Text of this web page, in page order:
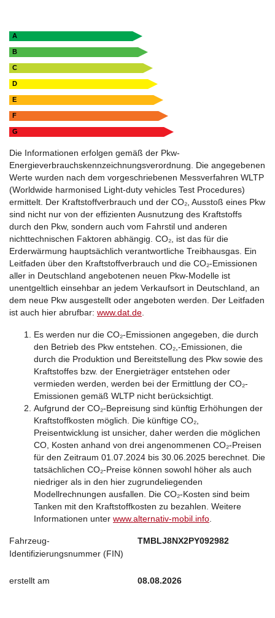
A
B
C
D
E
F
G
Die Informationen erfolgen gemäß der Pkw-
Energieverbrauchskennzeichnungsverordnung. Die angegebenen
Werte wurden nach dem vorgeschriebenen Messverfahren WLTP
(Worldwide harmonised Light-duty vehicles Test Procedures)
ermittelt. Der Kraftstoffverbrauch und der CO₂, Ausstoß eines Pkw
sind nicht nur von der effizienten Ausnutzung des Kraftstoffs
durch den Pkw, sondern auch vom Fahrstil und anderen
nichttechnischen Faktoren abhängig. CO₂, ist das für die
Erderwärmung hauptsächlich verantwortliche Treibhausgas. Ein
Leitfaden über den Kraftstoffverbrauch und die CO₂-Emissionen
aller in Deutschland angebotenen neuen Pkw-Modelle ist
unentgeltlich einsehbar an jedem Verkaufsort in Deutschland, an
dem neue Pkw ausgestellt oder angeboten werden. Der Leitfaden
ist auch hier abrufbar: www.dat.de.
Es werden nur die CO₂-Emissionen angegeben, die durch
den Betrieb des Pkw entstehen. CO₂,-Emissionen, die
durch die Produktion und Bereitstellung des Pkw sowie des
Kraftstoffes bzw. der Energieträger entstehen oder
vermieden werden, werden bei der Ermittlung der CO₂-
Emissionen gemäß WLTP nicht berücksichtigt.
Aufgrund der CO₂-Bepreisung sind künftig Erhöhungen der
Kraftstoffkosten möglich. Die künftige CO₂,
Preisentwicklung ist unsicher, daher werden die möglichen
CO, Kosten anhand von drei angenommenen CO₂-Preisen
für den Zeitraum 01.07.2024 bis 30.06.2025 berechnet. Die
tatsächlichen CO₂-Preise können sowohl höher als auch
niedriger als in den hier zugrundeliegenden
Modellrechnungen ausfallen. Die CO₂-Kosten sind beim
Tanken mit den Kraftstoffkosten zu bezahlen. Weitere
Informationen unter www.alternativ-mobil.info.
Fahrzeug-
Identifizierungsnummer (FIN)
TMBLJ8NX2PY092982
erstellt am 08.08.2026